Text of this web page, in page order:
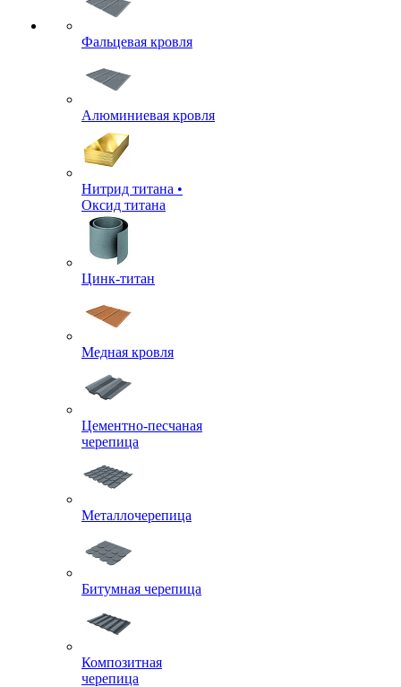
Фальцевая кровля
Алюминиевая кровля
Нитрид титана •
Оксид титана
Цинк-титан
Медная кровля
Цементно-песчаная
черепица
Металлочерепица
Битумная черепица
Композитная
черепица